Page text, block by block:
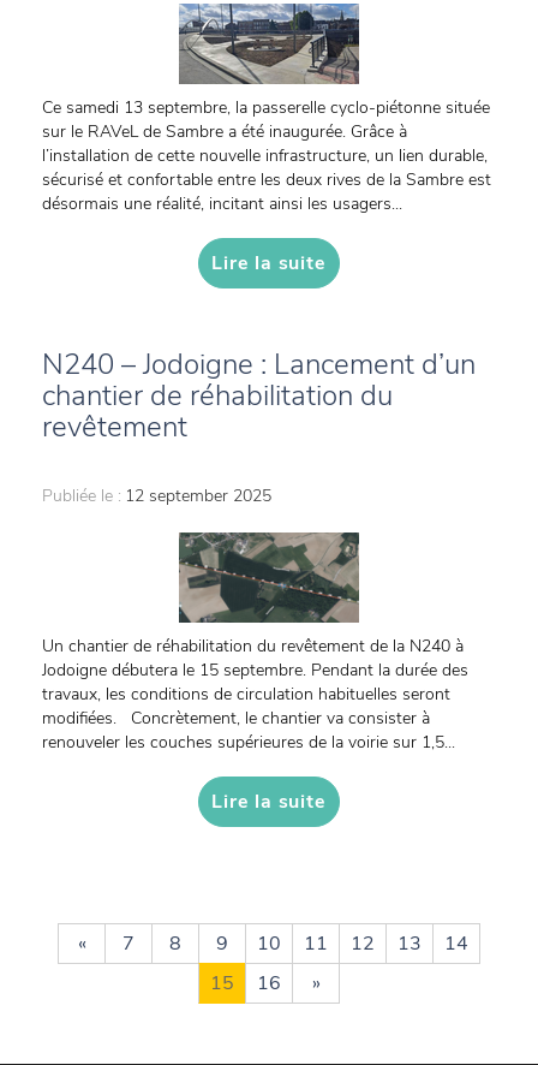
Ce samedi 13 septembre, la passerelle cyclo-piétonne située
sur le RAVeL de Sambre a été inaugurée. Grâce à
l’installation de cette nouvelle infrastructure, un lien durable,
sécurisé et confortable entre les deux rives de la Sambre est
désormais une réalité, incitant ainsi les usagers...
Lire la suite
N240 – Jodoigne : Lancement d’un
chantier de réhabilitation du
revêtement
Publiée le : 12 september 2025
Un chantier de réhabilitation du revêtement de la N240 à
Jodoigne débutera le 15 septembre. Pendant la durée des
travaux, les conditions de circulation habituelles seront
modifiées. Concrètement, le chantier va consister à
renouveler les couches supérieures de la voirie sur 1,5...
Lire la suite
« 7 8 9 10 11 12 13
14
15
16 »